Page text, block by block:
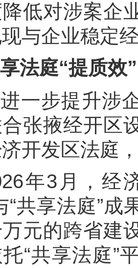
降低对涉案企
与企业稳定
法庭“提质效”
一步提升涉
张掖经开区
开发区法庭
年3月，经
“共享法庭”
元的跨省建
“共享法庭”